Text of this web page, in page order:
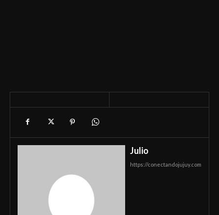
Julio
https://conectandojujuy.com